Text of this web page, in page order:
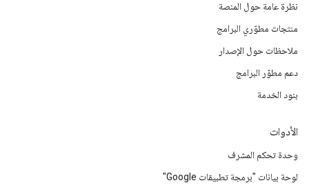
نظرة عامة حول المنصة
منتجات مطوّري البرامج
ملاحظات حول الإصدار
دعم مطوّر البرامج
بنود الخدمة
الأدوات
وحدة تحكم المشرف
لوحة بيانات "برمجة تطبيقات Google"